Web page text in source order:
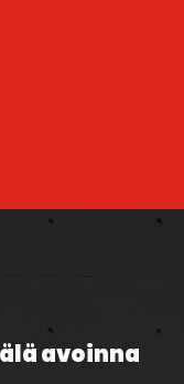
avoinna